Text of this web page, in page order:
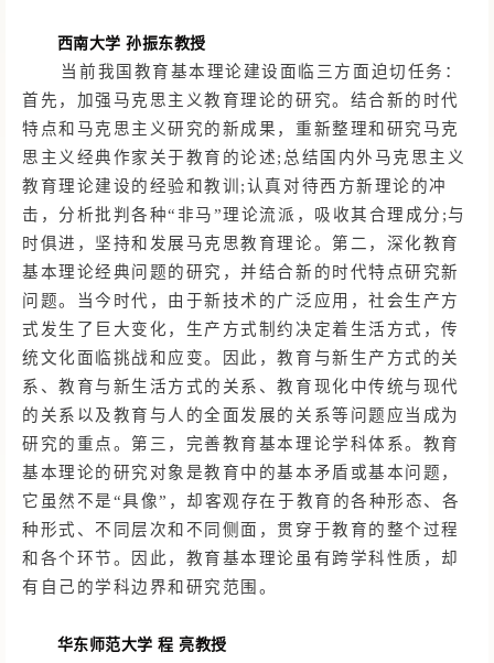
西南大学 孙振东教授
当前我国教育基本理论建设面临三方面迫切任务：
首先，加强马克思主义教育理论的研究。结合新的时代
特点和马克思主义研究的新成果，重新整理和研究马克
思主义经典作家关于教育的论述;总结国内外马克思主义
教育理论建设的经验和教训;认真对待西方新理论的冲
击，分析批判各种“非马”理论流派，吸收其合理成分;与
时俱进，坚持和发展马克思教育理论。第二，深化教育
基本理论经典问题的研究，并结合新的时代特点研究新
问题。当今时代，由于新技术的广泛应用，社会生产方
式发生了巨大变化，生产方式制约决定着生活方式，传
统文化面临挑战和应变。因此，教育与新生产方式的关
系、教育与新生活方式的关系、教育现化中传统与现代
的关系以及教育与人的全面发展的关系等问题应当成为
研究的重点。第三，完善教育基本理论学科体系。教育
基本理论的研究对象是教育中的基本矛盾或基本问题，
它虽然不是“具像”，却客观存在于教育的各种形态、各
种形式、不同层次和不同侧面，贯穿于教育的整个过程
和各个环节。因此，教育基本理论虽有跨学科性质，却
有自己的学科边界和研究范围。
华东师范大学 程 亮教授